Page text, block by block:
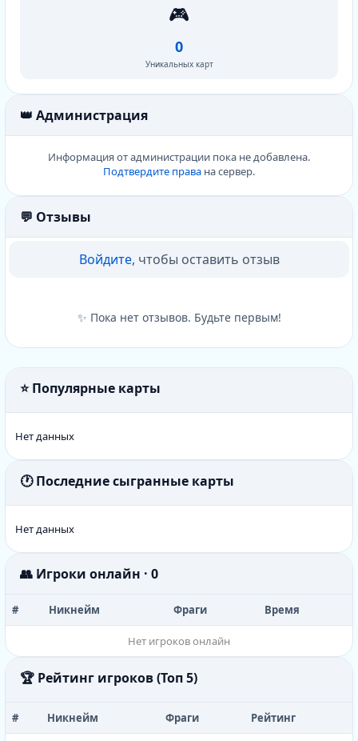
🎮
0
Уникальных карт
👑 Администрация
Информация от администрации пока не добавлена.
Подтвердите права на сервер.
💬 Отзывы
Войдите, чтобы оставить отзыв
✨ Пока нет отзывов. Будьте первым!
⭐ Популярные карты
Нет данных
🕐 Последние сыгранные карты
Нет данных
👥 Игроки онлайн · 0
# Никнейм Фраги Время
Нет игроков онлайн
🏆 Рейтинг игроков (Топ 5)
# Никнейм Фраги Рейтинг